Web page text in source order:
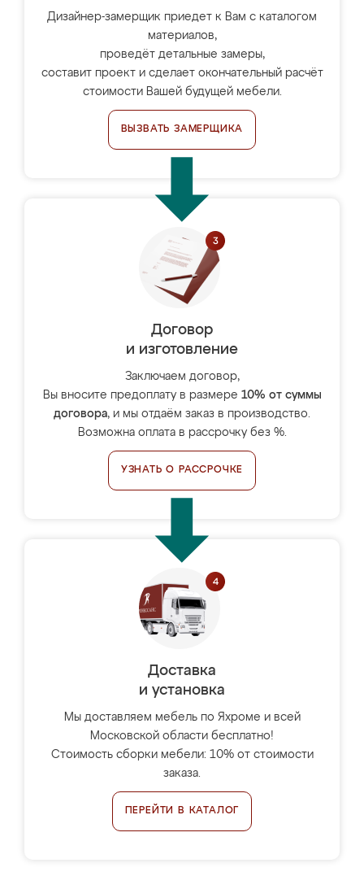
Дизайнер-замерщик приедет к Вам с каталогом
материалов,
проведёт детальные замеры,
составит проект и сделает окончательный расчёт
стоимости Вашей будущей мебели.
ВЫЗВАТЬ ЗАМЕРЩИКА
Договор
и изготовление
Заключаем договор,
Вы вносите предоплату в размере 10% от суммы
договора, и мы отдаём заказ в производство.
Возможна оплата в рассрочку без %.
УЗНАТЬ О РАССРОЧКЕ
Доставка
и установка
Мы доставляем мебель по Яхроме и всей
Московской области бесплатно!
Стоимость сборки мебели: 10% от стоимости
заказа.
ПЕРЕЙТИ В КАТАЛОГ